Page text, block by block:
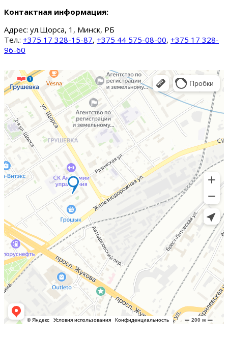
Контактная информация:
Адрес: ул.Щорса, 1, Минск, РБ
Тел.: +375 17 328-15-87, +375 44 575-08-00, +375 17 328-
96-60